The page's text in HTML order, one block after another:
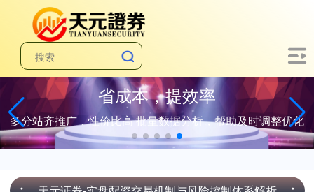
省成本，提效率
多分站齐推广，性价比高 批量数据分析，帮助及时调整优化